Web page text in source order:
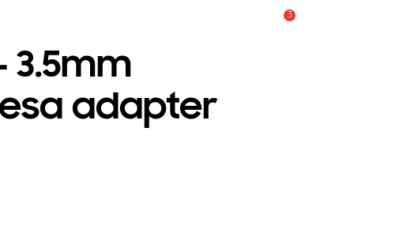
3
3.5mm
adapter